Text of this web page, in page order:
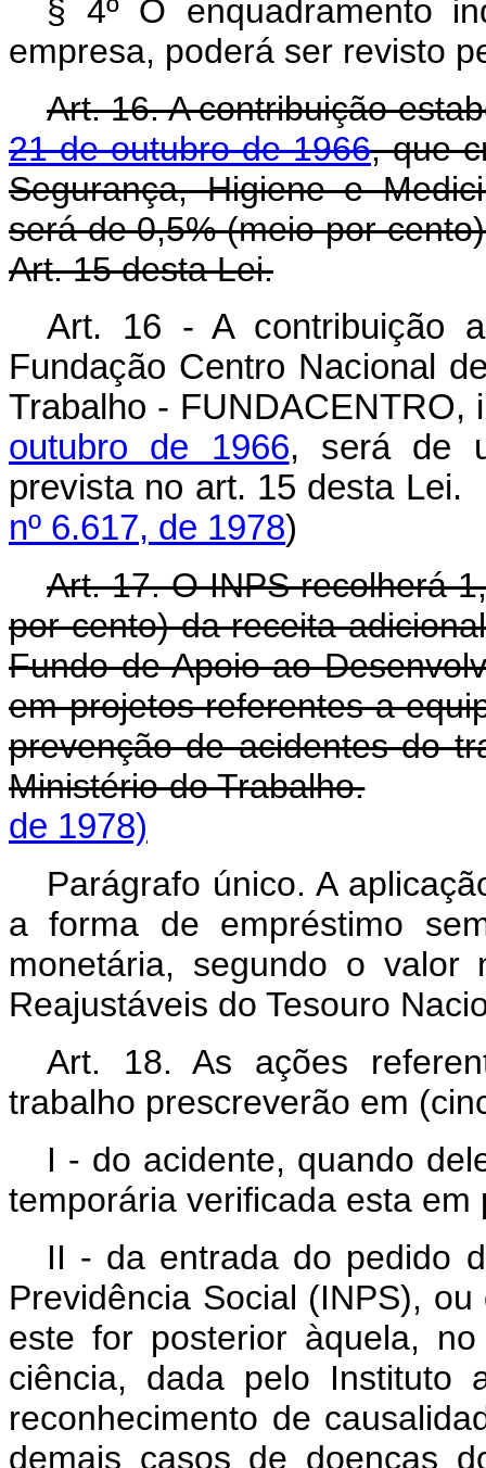
§ 4º O enquadramento
empresa, poderá ser revisto
Art. 16. A contribuição
21 de outubro de 1966, que
Segurança, Higiene e
será de 0,5% (meio por
Art. 15 desta Lei.
Art. 16 - A contribuição
Fundação Centro Nacional
Trabalho - FUNDACENTRO,
outubro de 1966, será de
prevista no art. 15
nº 6.617, de 1978)
Art. 17. O INPS recolherá
por cento) da receita
Fundo de Apoio ao
em projetos referentes a
prevenção de acidentes do
Ministério do Trabalho.
de 1978)
Parágrafo único. A
a forma de empréstimo
monetária, segundo o valor
Reajustáveis do Tesouro
Art. 18. As ações
trabalho prescreverão em
I - do acidente, quando
temporária verificada esta
II - da entrada do pedido
Previdência Social (INPS),
este for posterior àquela,
ciência, dada pelo Instituto
reconhecimento de
demais casos de doenças